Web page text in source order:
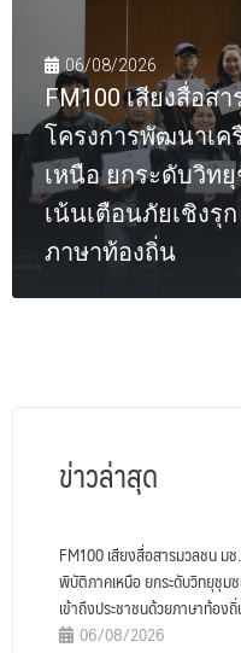
06/08/2026
FM100 เสียงสื่อส
โครงการพัฒนาเ
เหนือ ยกระดับวิทยุ
เน้นเตือนภัยเชิงรุ
ภาษาท้องถิ่น
ข่าวล่าสุด
FM100 เสียงสื่อสารมวลชน ม
พิบัติภาคเหนือ ยกระดับวิทยุชุม
เข้าถึงประชาชนด้วยภาษาท้อง
06/08/2026